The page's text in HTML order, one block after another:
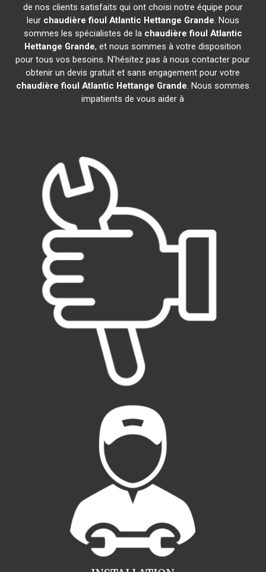
de nos clients satisfaits qui ont choisi notre équipe pour
leur chaudière fioul Atlantic Hettange Grande. Nous
sommes les spécialistes de la chaudière fioul Atlantic
Hettange Grande, et nous sommes à votre disposition
pour tous vos besoins. N'hésitez pas à nous contacter pour
obtenir un devis gratuit et sans engagement pour votre
chaudière fioul Atlantic Hettange Grande. Nous sommes
impatients de vous aider à